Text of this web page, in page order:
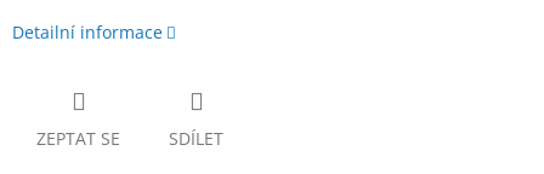
Detailní informace
ZEPTAT SE SDÍLET